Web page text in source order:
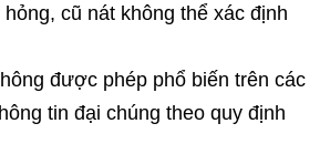
cũ nát không thể xác định
được phép phổ biến trên các
tin đại chúng theo quy định